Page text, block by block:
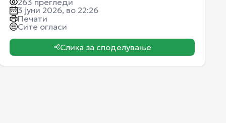
3 јуни 2026, во 22:26
Печати
Сите огласи
Слика за споделување